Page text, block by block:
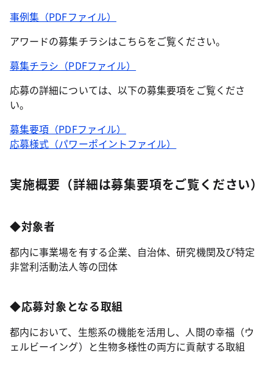
事例集（PDFファイル）
アワードの募集チラシはこちらをご覧ください。
募集チラシ（PDFファイル）
応募の詳細については、以下の募集要項をご覧くださ
い。
募集要項（PDFファイル）
応募様式（パワーポイントファイル）
実施概要（詳細は募集要項をご覧ください）
◆対象者
都内に事業場を有する企業、自治体、研究機関及び特定
非営利活動法人等の団体
◆応募対象となる取組
都内において、生態系の機能を活用し、人間の幸福（ウ
ェルビーイング）と生物多様性の両方に貢献する取組